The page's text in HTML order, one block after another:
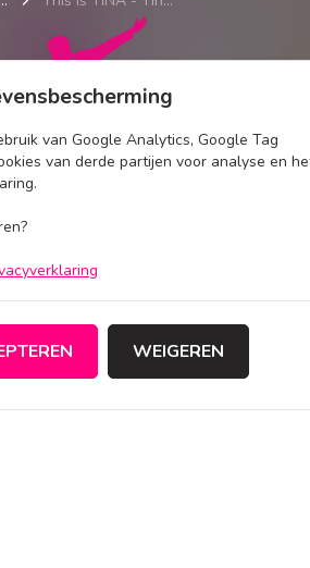
van Google Analytics, Google Tag
van derde partijen voor analyse en
WEIGEREN